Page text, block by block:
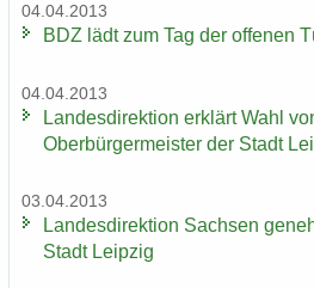
04.04.2013
BDZ lädt zum Tag der of­fe­nen
04.04.2013
Lan­des­di­rek­ti­on er­klärt Wahl
Ober­bür­ger­meis­ter der Stadt
03.04.2013
Lan­des­di­rek­ti­on Sach­sen
Stadt Leip­zig